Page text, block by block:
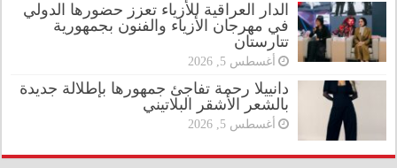
الدار العراقية للأزياء تعزز حضورها الدولي
في مهرجان الأزياء والفنون بجمهورية
تتارستان
أغسطس 5, 2026
دانييلا رحمة تفاجئ جمهورها بإطلالة جديدة
بالشعر الأشقر البلاتيني
أغسطس 5, 2026